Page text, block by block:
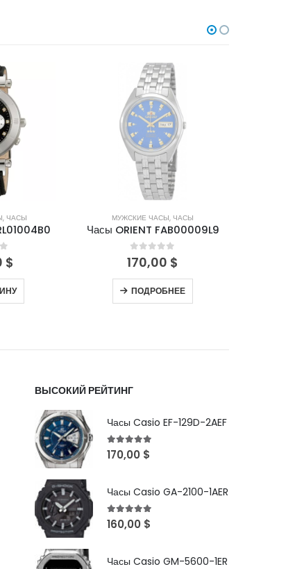
, ЧАСЫ
5
$
НЕТ В НАЛИЧИИ
МУЖСКИЕ ЧАСЫ, ЧАСЫ
Часы ORIENT FAB00009L9
0out of 5
170,00 $
ПОДРОБНЕЕ
ВЫСОКИЙ РЕЙТИНГ
Часы Casio EF-129D-2AEF
5out of 5
170,00 $
Часы Casio GA-2100-1AER
5out of 5
160,00 $
Часы Casio GM-5600-1ER